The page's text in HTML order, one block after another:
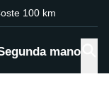
100 km
mano